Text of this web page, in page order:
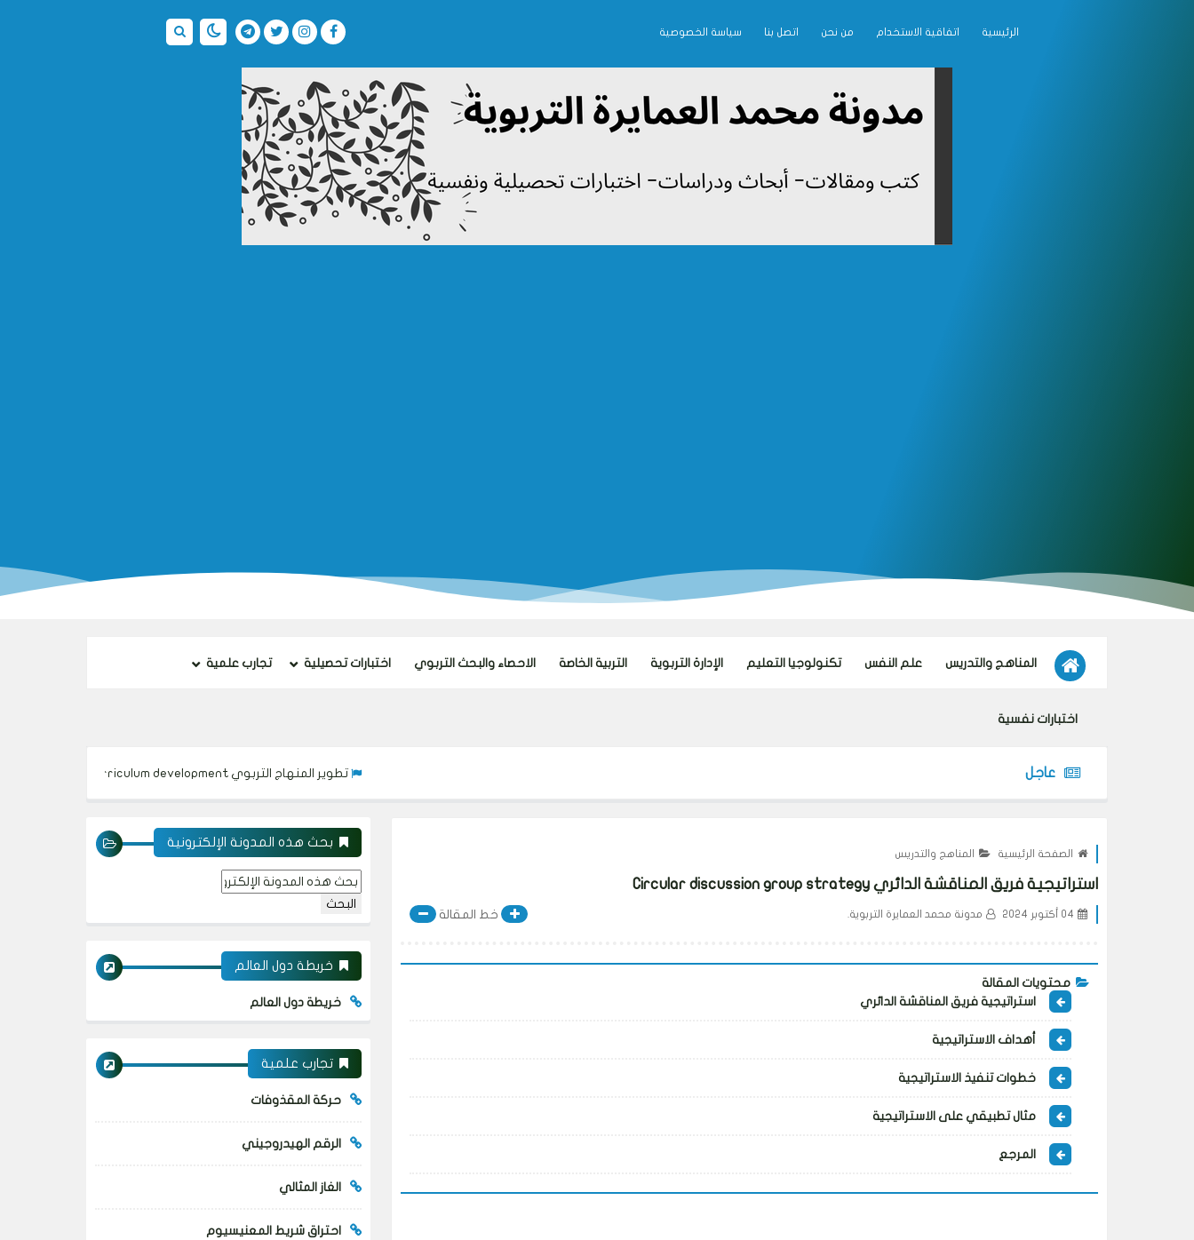
الرئيسية اتفاقية الاستخدام من نحن اتصل بنا سياسة الخصوصية
المناهج والتدريس علم النفس تكنولوجيا التعليم الإدارة التربوية التربية الخاصة الاحصاء والبحث التربوي اختبارات تحصيلية تجارب علمية
اختبارات نفسية
عاجل تطوير المنهاج التربوي Curriculum development تنفيذ المنهاج التربوي Implementing the curriculum
الصفحة الرئيسية المناهج والتدريس
استراتيجية فريق المناقشة الدائري Circular discussion group strategy
04 أكتوبر 2024 مدونة محمد العمايرة التربوية. خط المقالة
محتويات المقالة
استراتيجية فريق المناقشة الدائري
أهداف الاستراتيجية
خطوات تنفيذ الاستراتيجية
مثال تطبيقي على الاستراتيجية
المرجع
بحث هذه المدونة الإلكترونية
خريطة دول العالم
خريطة دول العالم
تجارب علمية
حركة المقذوفات
الرقم الهيدروجيني
الغاز المثالي
احتراق شريط المعنيسيوم